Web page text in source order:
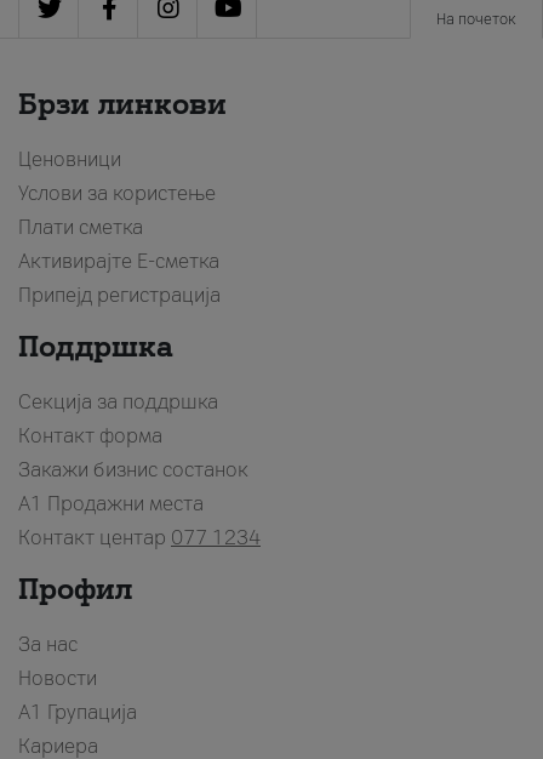
На почеток
Брзи линкови
Ценовници
Услови за користење
Плати сметка
Активирајте Е-сметка
Припејд регистрација
Поддршка
Секција за поддршка
Контакт форма
Закажи бизнис состанок
A1 Продажни места
Контакт центар 077 1234
Профил
За нас
Новости
А1 Групација
Кариера